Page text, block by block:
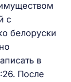
с
белоруски
в
После